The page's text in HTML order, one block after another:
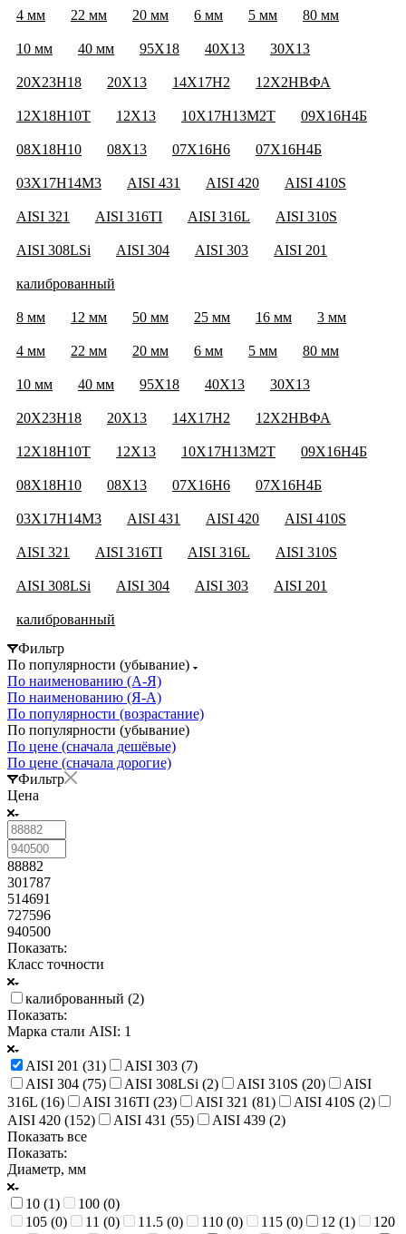
4 мм 22 мм 20 мм 6 мм 5 мм 80 мм
10 мм 40 мм 95Х18 40Х13 30Х13
20Х23Н18 20Х13 14Х17Н2 12Х2НВФА
12Х18Н10Т 12Х13 10Х17Н13М2Т 09Х16Н4Б
08Х18Н10 08Х13 07Х16Н6 07Х16Н4Б
03Х17Н14М3 AISI 431 AISI 420 AISI 410S
AISI 321 AISI 316TI AISI 316L AISI 310S
AISI 308LSi AISI 304 AISI 303 AISI 201
калиброванный
8 мм 12 мм 50 мм 25 мм 16 мм 3 мм
4 мм 22 мм 20 мм 6 мм 5 мм 80 мм
10 мм 40 мм 95Х18 40Х13 30Х13
20Х23Н18 20Х13 14Х17Н2 12Х2НВФА
12Х18Н10Т 12Х13 10Х17Н13М2Т 09Х16Н4Б
08Х18Н10 08Х13 07Х16Н6 07Х16Н4Б
03Х17Н14М3 AISI 431 AISI 420 AISI 410S
AISI 321 AISI 316TI AISI 316L AISI 310S
AISI 308LSi AISI 304 AISI 303 AISI 201
калиброванный
Фильтр
По популярности (убывание)
По наименованию (А-Я)
По наименованию (Я-А)
По популярности (возрастание)
По популярности (убывание)
По цене (сначала дешёвые)
По цене (сначала дорогие)
Фильтр
Цена
88882
301787
514691
727596
940500
Показать:
Класс точности
калиброванный (2)
Показать:
Марка стали AISI: 1
AISI 201 (31) AISI 303 (7)
AISI 304 (75) AISI 308LSi (2) AISI 310S (20)
AISI
316L (16) AISI 316TI (23) AISI 321 (81) AISI 410S (2)
AISI 420 (152) AISI 431 (55) AISI 439 (2)
Показать все
Показать:
Диаметр, мм
10 (1) 100 (0)
105 (0) 11 (0) 11.5 (0) 110 (0) 115 (0) 12 (1)
120